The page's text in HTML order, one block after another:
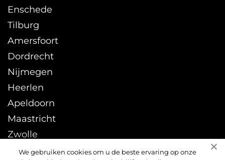
We gebruiken cookies om u de beste ervaring op onze
Enschede
Tilburg
Amersfoort
Dordrecht
Nijmegen
Heerlen
Apeldoorn
Maastricht
Zwolle
Leeuwarden